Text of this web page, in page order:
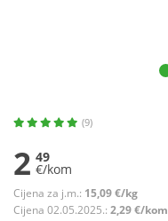
(9)
2 49
€/kom
Cijena za j.m.: 15,09 €/kg
Cijena 02.05.2025.: 2,29 €/kom